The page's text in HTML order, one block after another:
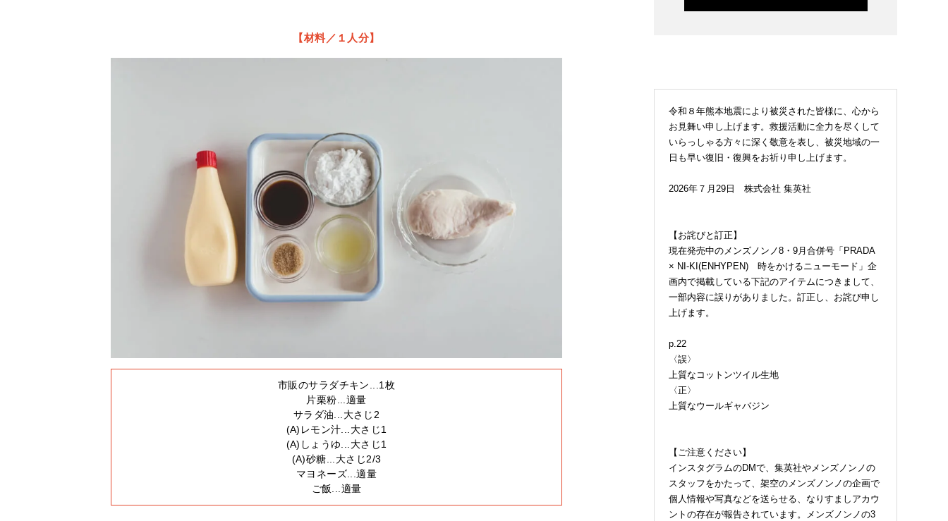
【材料／１人分】
市販のサラダチキン...1枚
片栗粉...適量
サラダ油...大さじ2
(A)レモン汁...大さじ1
(A)しょうゆ...大さじ1
(A)砂糖...大さじ2/3
マヨネーズ...適量
ご飯...適量
令和８年熊本地震により被災された皆様に、心から
お見舞い申し上げます。救援活動に全力を尽くして
いらっしゃる方々に深く敬意を表し、被災地域の一
日も早い復旧・復興をお祈り申し上げます。
2026年７月29日 株式会社 集英社
【お詫びと訂正】
現在発売中のメンズノンノ8・9月合併号「PRADA
× NI-KI(ENHYPEN) 時をかけるニューモード」企
画内で掲載している下記のアイテムにつきまして、
一部内容に誤りがありました。訂正し、お詫び申し
上げます。
p.22
〈誤〉
上質なコットンツイル生地
〈正〉
上質なウールギャバジン
【ご注意ください】
インスタグラムのDMで、集英社やメンズノンノの
スタッフをかたって、架空のメンズノンノの企画で
個人情報や写真などを送らせる、なりすましアカウ
ントの存在が報告されています。メンズノンノの3